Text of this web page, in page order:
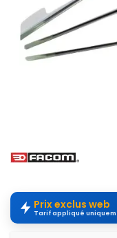
Prix exclus web
Tarif appliqué